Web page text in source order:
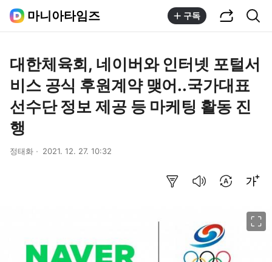
마니아타임즈 구독
대한체육회, 네이버와 인터넷 포털서
비스 공식 후원계약 맺어..국가대표
선수단 정보 제공 등 마케팅 활동 진
행
정태화 2021. 12. 27. 10:32